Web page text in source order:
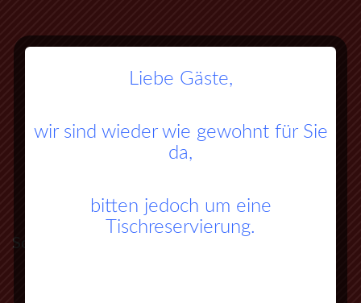
So finden Sie zu uns:
Liebe Gäste,
wir sind wieder wie gewohnt für Sie
da,
bitten jedoch um eine
Tischreservierung.